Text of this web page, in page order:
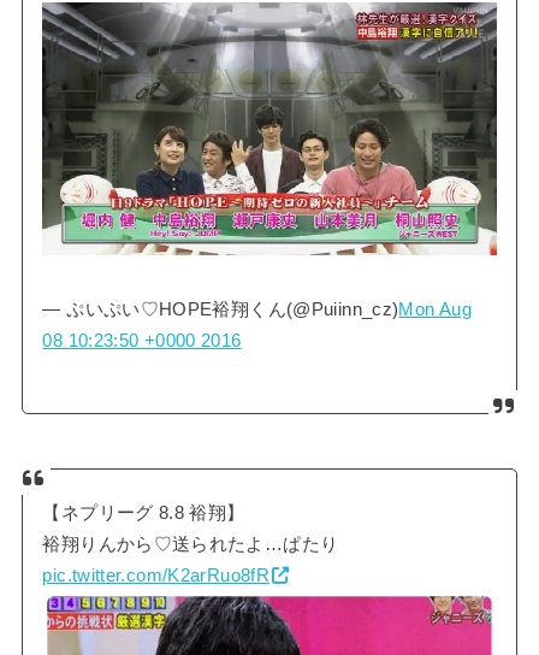
— ぷいぷい♡HOPE裕翔くん(@Puiinn_cz)Mon Aug
08 10:23:50 +0000 2016
【ネプリーグ 8.8 裕翔】
裕翔りんから♡送られたよ…ぱたり
pic.twitter.com/K2arRuo8fR